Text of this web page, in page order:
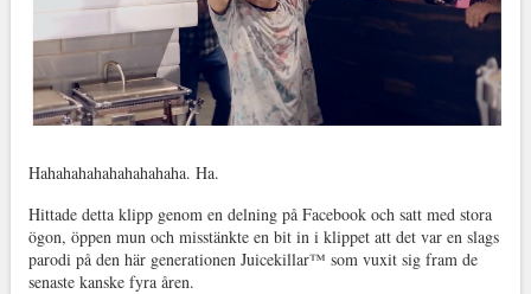
Hahahahahahahahahaha. Ha.
Hittade detta klipp genom en delning på Facebook och satt med stora
ögon, öppen mun och misstänkte en bit in i klippet att det var en slags
parodi på den här generationen Juicekillar™ som vuxit sig fram de
senaste kanske fyra åren.